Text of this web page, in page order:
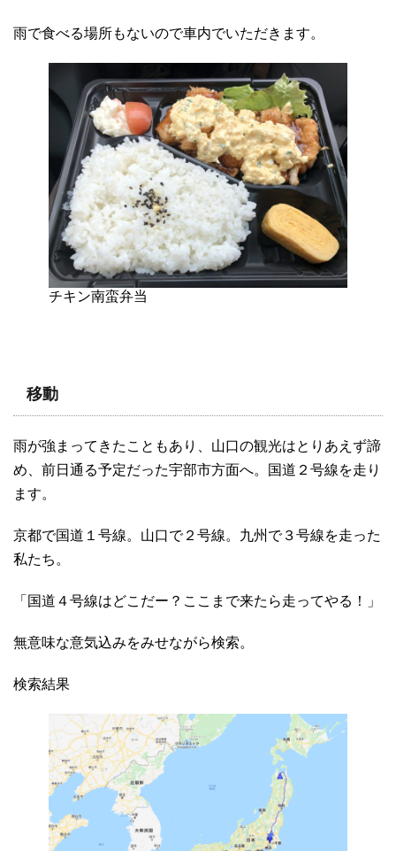
雨で食べる場所もないので車内でいただきます。
チキン南蛮弁当
移動
雨が強まってきたこともあり、山口の観光はとりあえず諦
め、前日通る予定だった宇部市方面へ。国道２号線を走り
ます。
京都で国道１号線。山口で２号線。九州で３号線を走った
私たち。
「国道４号線はどこだー？ここまで来たら走ってやる！」
無意味な意気込みをみせながら検索。
検索結果